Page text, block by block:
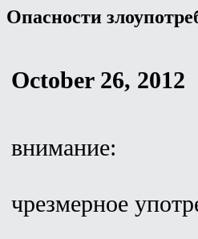
Опасности
October 26, 2012
внимание:
чрезмерное